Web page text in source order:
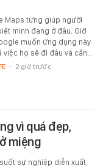
Maps từng giúp người
mình đang ở đâu. Giờ
muốn ứng dụng này
việc họ sẽ đi đâu và cần…
- 2 giờ trước
vì quá đẹp,
miệng
sự nghiệp diễn xuất,